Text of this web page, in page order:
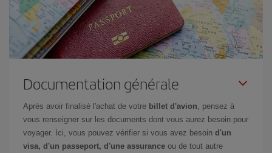
Documentation générale
Après avoir finalisé l'achat de votre billet d'avion , pensez à
vous renseigner sur les documents dont vous aurez besoin pour
voyager. Ici, vous pouvez vérifier si vous avez besoin d'un
visa, d'un passeport, d'une assurance ou de tout autre